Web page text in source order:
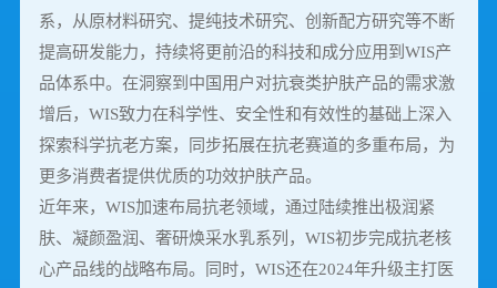
系，从原材料研究、提纯技术研究、创新配方研究等不断
提高研发能力，持续将更前沿的科技和成分应用到WIS产
品体系中。在洞察到中国用户对抗衰类护肤产品的需求激
增后，WIS致力在科学性、安全性和有效性的基础上深入
探索科学抗老方案，同步拓展在抗老赛道的多重布局，为
更多消费者提供优质的功效护肤产品。
近年来，WIS加速布局抗老领域，通过陆续推出极润紧
肤、凝颜盈润、奢研焕采水乳系列，WIS初步完成抗老核
心产品线的战略布局。同时，WIS还在2024年升级主打医